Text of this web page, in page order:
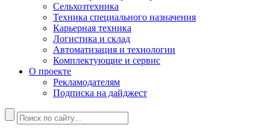
Сельхозтехника
Техника специального назначения
Карьерная техника
Логистика и склад
Автоматизация и технологии
Комплектующие и сервис
О проекте
Рекламодателям
Подписка на дайджест